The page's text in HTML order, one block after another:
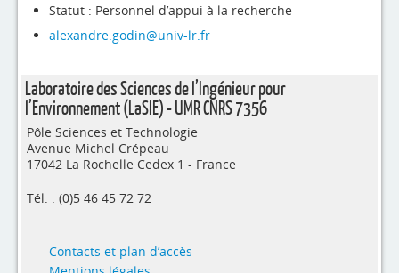
Actualités
Statut : Personnel d’appui à la recherche
alexandre.godin@univ-lr.fr
Laboratoire des Sciences de l’Ingénieur pour
l’Environnement (LaSIE) - UMR CNRS 7356
Pôle Sciences et Technologie
Avenue Michel Crépeau
17042 La Rochelle Cedex 1 - France
Tél. : (0)5 46 45 72 72
Contacts et plan d’accès